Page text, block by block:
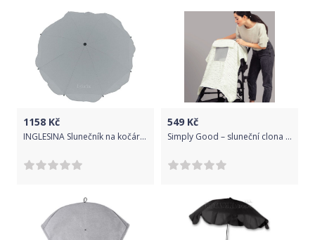
1158 Kč
INGLESINA Slunečník na kočárek INGLESINA 2018 Silver
549 Kč
Simply Good – sluneční clona na kočárek LINKY